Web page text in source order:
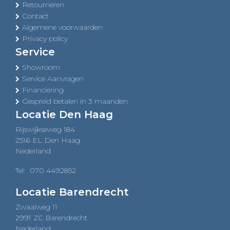
Retourneren
Contact
Algemene voorwaarden
Privacy policy
Service
Showroom
Service Aanvragen
Financiering
Gespreid betalen in 3 maanden
Locatie Den Haag
Rijswijkseweg 184
2516 EL Den Haag
Nederland
Tel: 070 4492852
Locatie Barendrecht
Zwaalweg 11
2991 ZC Barendrecht